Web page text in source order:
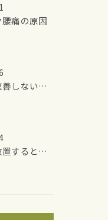
痛の原因
慢性腰痛が改善しない理由
股関節痛を放置するとどうなる？